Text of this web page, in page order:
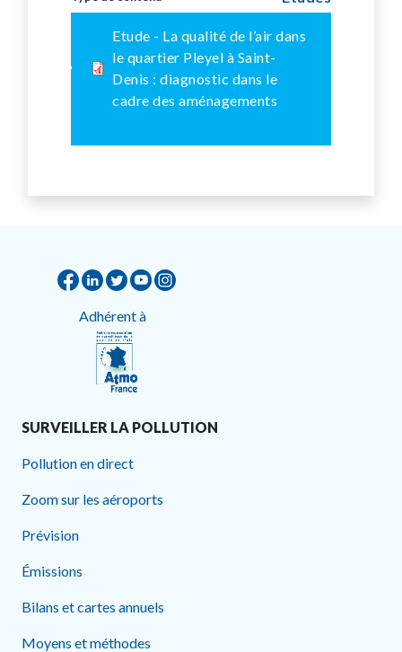
Etude - La qualité de l’air dans
le quartier Pleyel à Saint-
Denis : diagnostic dans le
cadre des aménagements
Adhérent à
SURVEILLER LA POLLUTION
Pollution en direct
Zoom sur les aéroports
Prévision
Émissions
Bilans et cartes annuels
Moyens et méthodes